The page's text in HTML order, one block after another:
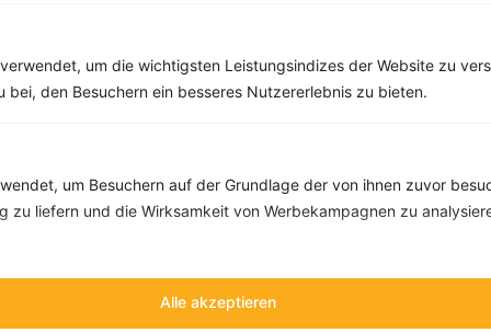
um die wichtigsten Leistungsindizes der Website zu
bei, den Besuchern ein besseres Nutzererlebnis zu bieten.
um Besuchern auf der Grundlage der von ihnen zuvor
zu liefern und die Wirksamkeit von Werbekampagnen zu
Alle akzeptieren
Tipps & Tricks Aktionen & Rabatte